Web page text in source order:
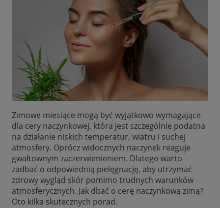
Zimowe miesiące mogą być wyjątkowo wymagające
dla cery naczynkowej, która jest szczególnie podatna
na działanie niskich temperatur, wiatru i suchej
atmosfery. Oprócz widocznych naczynek reaguje
gwałtownym zaczerwienieniem. Dlatego warto
zadbać o odpowiednią pielęgnację, aby utrzymać
zdrowy wygląd skór pomimo trudnych warunków
atmosferycznych. Jak dbać o cerę naczynkową zimą?
Oto kilka skutecznych porad.